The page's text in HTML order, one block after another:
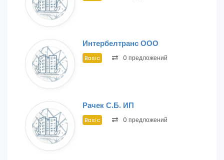
Интербелтранс ООО
Basic 0 предложений
Рачек С.Б. ИП
Basic 0 предложений